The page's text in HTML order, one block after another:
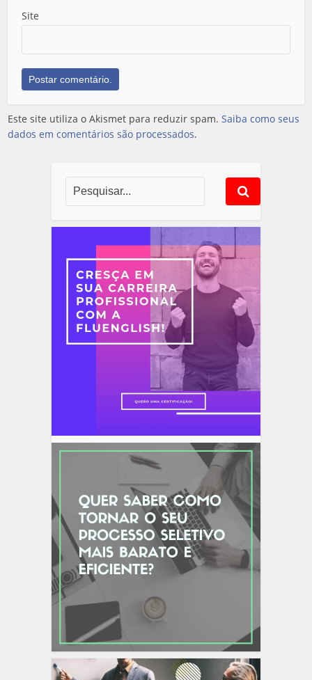
Site
Este site utiliza o Akismet para reduzir spam.Saiba como seus
dados em comentários são processados.